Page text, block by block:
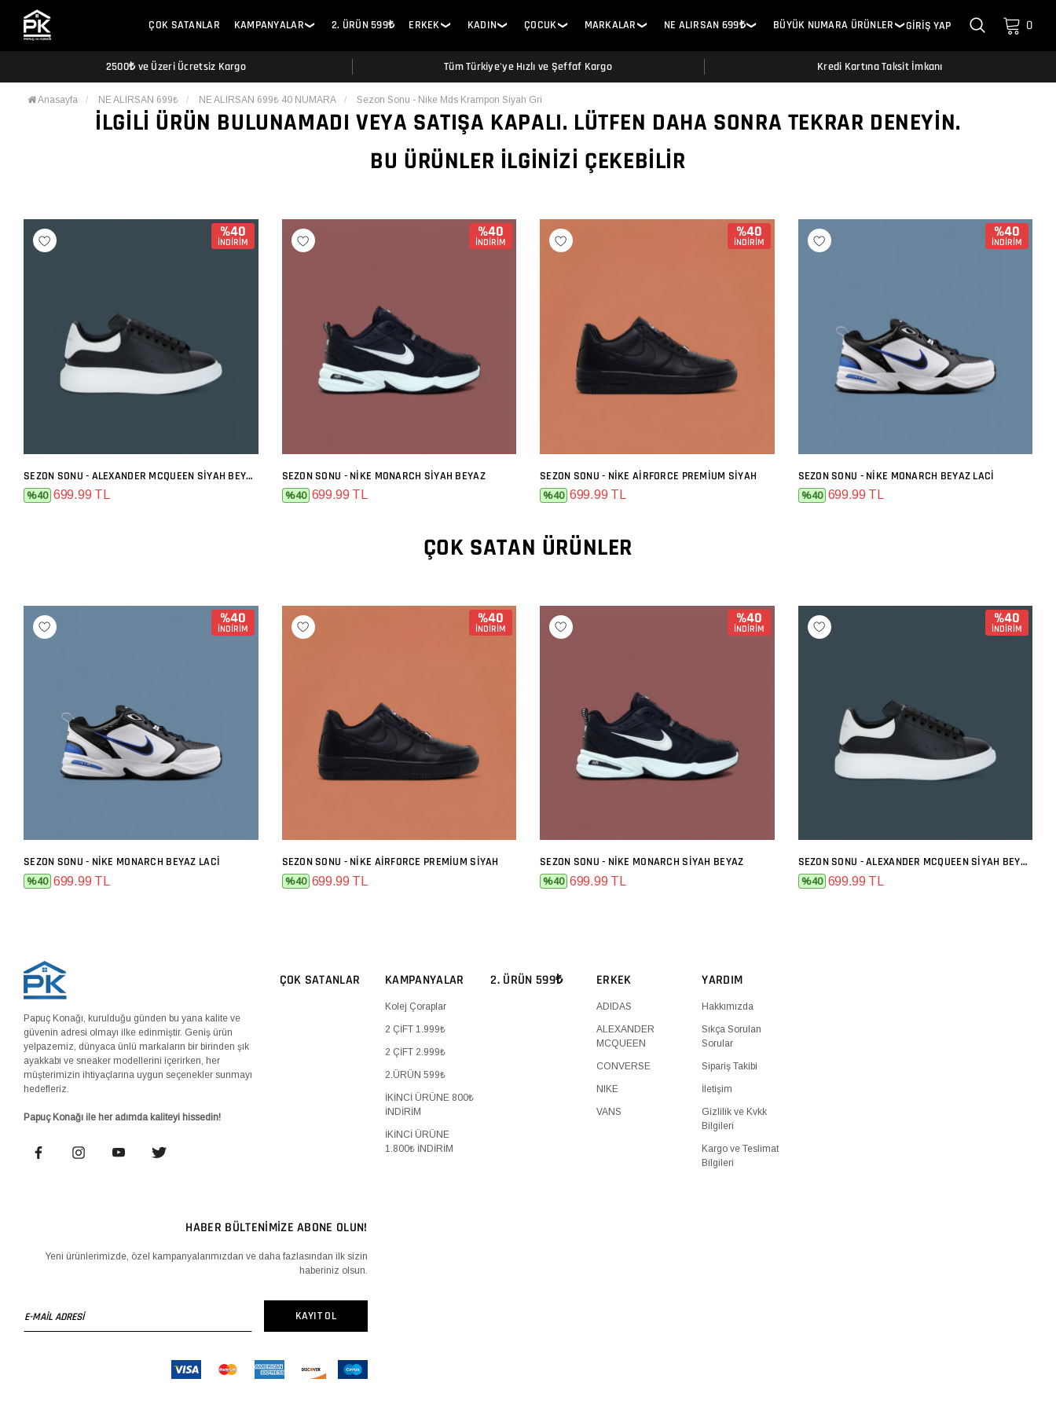
ÇOK SATANLAR KAMPANYALAR ❯ 2. ÜRÜN 599₺ ERKEK ❯ KADIN❯ ÇOCUK ❯ MARKALAR ❯ NE ALIRSAN 699₺❯ BÜYÜK NUMARA ÜRÜNLER ❯GİRİŞ YAP 0
2500₺ ve Üzeri Ücretsiz Kargo Tüm Türkiye'ye Hızlı ve Şeffaf Kargo Kredi Kartına Taksit İmkanı
Anasayfa NE ALIRSAN 699₺ NE ALIRSAN 699₺ 40 NUMARA Sezon Sonu - Nike Mds Krampon Siyah Gri
İLGILI ÜRÜN BULUNAMADI VEYA SATIŞA KAPALI. LÜTFEN DAHA SONRA TEKRAR DENEYIN.
BU ÜRÜNLER İLGINIZI ÇEKEBILIR
%40
İNDİRİM
SEPETE EKLE SEZON SONU - ALEXANDER MCQUEEN SIYAH BEYAZ
%40 699.99 TL
%40
İNDİRİM
SEPETE EKLE
SEZON SONU - NIKE MONARCH SIYAH BEYAZ
%40 699.99 TL
%40
İNDİRİM
SEPETE EKLE
SEZON SONU - NIKE AIRFORCE PREMIUM SIYAH
%40 699.99 TL
%40
İNDİRİM
SEPETE EKLE
SEZON SONU - NIKE MONARCH BEYAZ LACI
%40 699.99 TL
ÇOK SATAN ÜRÜNLER
%40
İNDİRİM
SEPETE EKLE
SEZON SONU - NIKE MONARCH BEYAZ LACI
%40 699.99 TL
%40
İNDİRİM
SEPETE EKLE
SEZON SONU - NIKE AIRFORCE PREMIUM SIYAH
%40 699.99 TL
%40
İNDİRİM
SEPETE EKLE
SEZON SONU - NIKE MONARCH SIYAH BEYAZ
%40 699.99 TL
%40
İNDİRİM
SEPETE EKLE SEZON SONU - ALEXANDER MCQUEEN SIYAH BEYAZ
%40 699.99 TL
Papuç Konağı, kurulduğu günden bu yana kalite ve
güvenin adresi olmayı ilke edinmiştir. Geniş ürün
yelpazemiz, dünyaca ünlü markaların bir birinden şık
ayakkabı ve sneaker modellerini içerirken, her
müşterimizin ihtiyaçlarına uygun seçenekler sunmayı
hedefleriz.
Papuç Konağı ile her adımda kaliteyi hissedin!
ÇOK SATANLAR KAMPANYALAR
Kolej Çoraplar
2 ÇİFT 1.999₺
2 ÇİFT 2.999₺
2.ÜRÜN 599₺
İKİNCİ ÜRÜNE 800₺
İNDİRİM
İKİNCİ ÜRÜNE
1.800₺ İNDİRİM
2. ÜRÜN 599₺ ERKEK
ADIDAS
ALEXANDER
MCQUEEN
CONVERSE
NIKE
VANS
YARDIM
Hakkımızda
Sıkça Sorulan
Sorular
Sipariş Takibi
İletişim
Gizlilik ve Kvkk
Bilgileri
Kargo ve Teslimat
Bilgileri
HABER BÜLTENİMİZE ABONE OLUN!
Yeni ürünlerimizde, özel kampanyalarımızdan ve daha fazlasından ilk sizin
haberiniz olsun.
MAİL
KAYIT OL